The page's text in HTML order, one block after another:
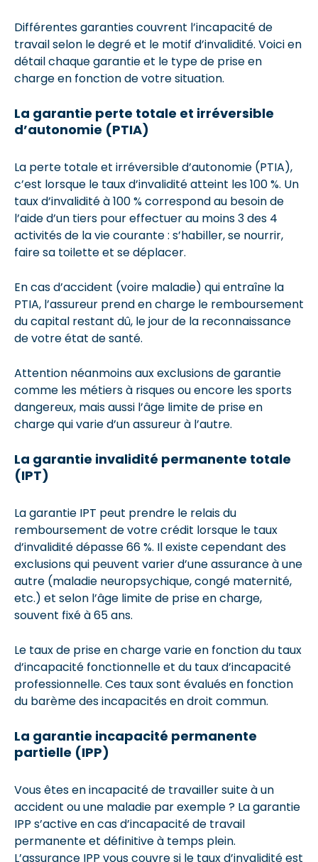
Différentes garanties couvrent l’incapacité de
travail selon le degré et le motif d’invalidité. Voici en
détail chaque garantie et le type de prise en
charge en fonction de votre situation.
La garantie perte totale et irréversible
d’autonomie (PTIA)
La perte totale et irréversible d’autonomie (PTIA),
c’est lorsque le taux d’invalidité atteint les 100 %. Un
taux d’invalidité à 100 % correspond au besoin de
l’aide d’un tiers pour effectuer au moins 3 des 4
activités de la vie courante : s’habiller, se nourrir,
faire sa toilette et se déplacer.
En cas d’accident (voire maladie) qui entraîne la
PTIA, l’assureur prend en charge le remboursement
du capital restant dû, le jour de la reconnaissance
de votre état de santé.
Attention néanmoins aux exclusions de garantie
comme les métiers à risques ou encore les sports
dangereux, mais aussi l’âge limite de prise en
charge qui varie d’un assureur à l’autre.
La garantie invalidité permanente totale
(IPT)
La garantie IPT peut prendre le relais du
remboursement de votre crédit lorsque le taux
d’invalidité dépasse 66 %. Il existe cependant des
exclusions qui peuvent varier d’une assurance à une
autre (maladie neuropsychique, congé maternité,
etc.) et selon l’âge limite de prise en charge,
souvent fixé à 65 ans.
Le taux de prise en charge varie en fonction du taux
d’incapacité fonctionnelle et du taux d’incapacité
professionnelle. Ces taux sont évalués en fonction
du barème des incapacités en droit commun.
La garantie incapacité permanente
partielle (IPP)
Vous êtes en incapacité de travailler suite à un
accident ou une maladie par exemple ? La garantie
IPP s’active en cas d’incapacité de travail
permanente et définitive à temps plein.
L’assurance IPP vous couvre si le taux d’invalidité est